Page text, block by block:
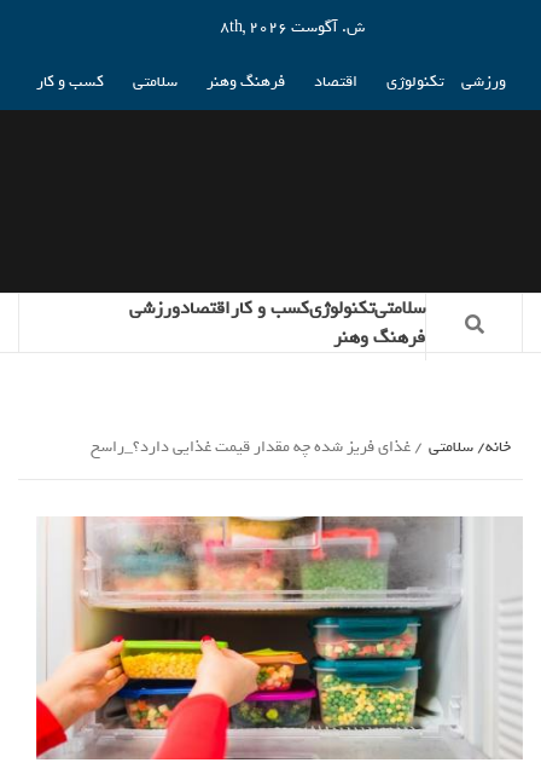
ش. آگوست 8th, 2026
ورزشی تکنولوژی اقتصاد فرهنگ وهنر سلامتی کسب و کار
سلامتیتکنولوژیکسب و کاراقتصادورزشی
فرهنگ وهنر
خانه سلامتی غذای فریز شده چه مقدار قیمت غذایی دارد؟_راسخ